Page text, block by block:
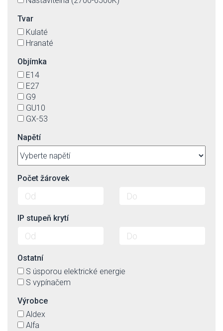
šampaň
šedá
transparentní
třešeň
wenge - hodně tmavá hnědá
zelená
zlatá
zlatá patina
Tvar
Kulaté
Hranaté
Objímka
E14
E27
G9
GU10
GX-53
Napětí
Počet žárovek
IP stupeň krytí
Ostatní
S úsporou elektrické energie
S vypínačem
Výrobce
Aldex
Alfa